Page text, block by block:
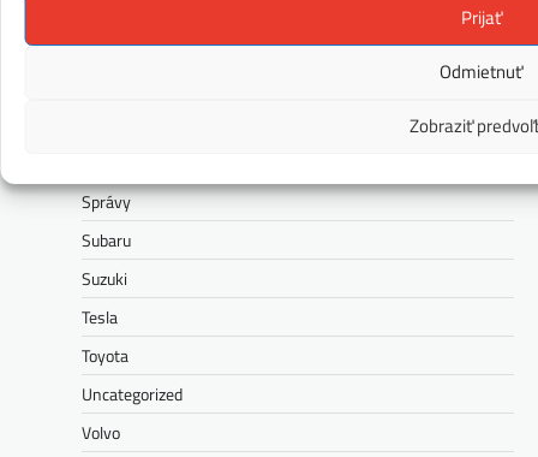
Prijať
Odmietnuť
Zobraziť
Renault
Správy
Subaru
Suzuki
Tesla
Toyota
Uncategorized
Volvo